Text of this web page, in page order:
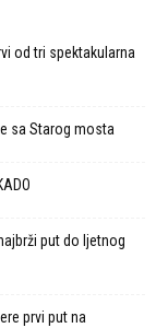
od tri spektakularna
sa Starog mosta
put do ljetnog
prvi put na